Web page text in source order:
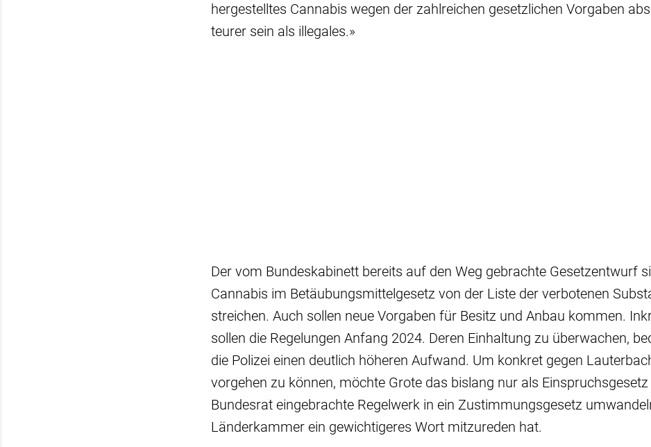
hergestelltes Cannabis wegen der zahlreichen gesetzlichen Vorgaben
teurer sein als illegales.»
Der vom Bundeskabinett bereits auf den Weg gebrachte Gesetzentwurf
Cannabis im Betäubungsmittelgesetz von der Liste der verbotenen
streichen. Auch sollen neue Vorgaben für Besitz und Anbau kommen.
sollen die Regelungen Anfang 2024. Deren Einhaltung zu überwachen,
die Polizei einen deutlich höheren Aufwand. Um konkret gegen
vorgehen zu können, möchte Grote das bislang nur als Einspruchsgesetz
Bundesrat eingebrachte Regelwerk in ein Zustimmungsgesetz
Länderkammer ein gewichtigeres Wort mitzureden hat.